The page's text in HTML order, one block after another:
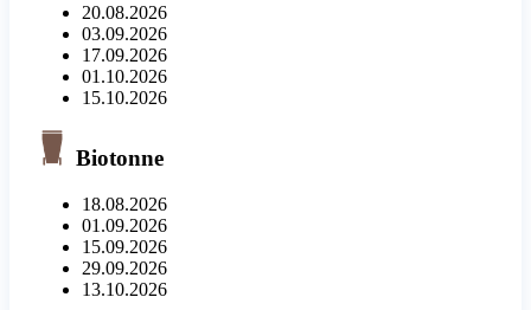
20.08.2026
03.09.2026
17.09.2026
01.10.2026
15.10.2026
Biotonne
18.08.2026
01.09.2026
15.09.2026
29.09.2026
13.10.2026